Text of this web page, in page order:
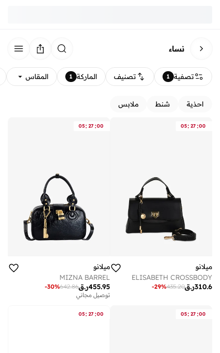
نساء
تصفية 1 تصنيف الماركة 1 المقاس
احذية شنط ملابس
05: 27 :00
ميلانو
ELISABETH CROSSBODY
ر.ق310.6
435.20
-29%
05: 27 :00
ميلانو
MIZNA BARREL
ر.ق455.95
642.86
-30%
توصيل مجاني
05: 27 :00
05: 27 :00